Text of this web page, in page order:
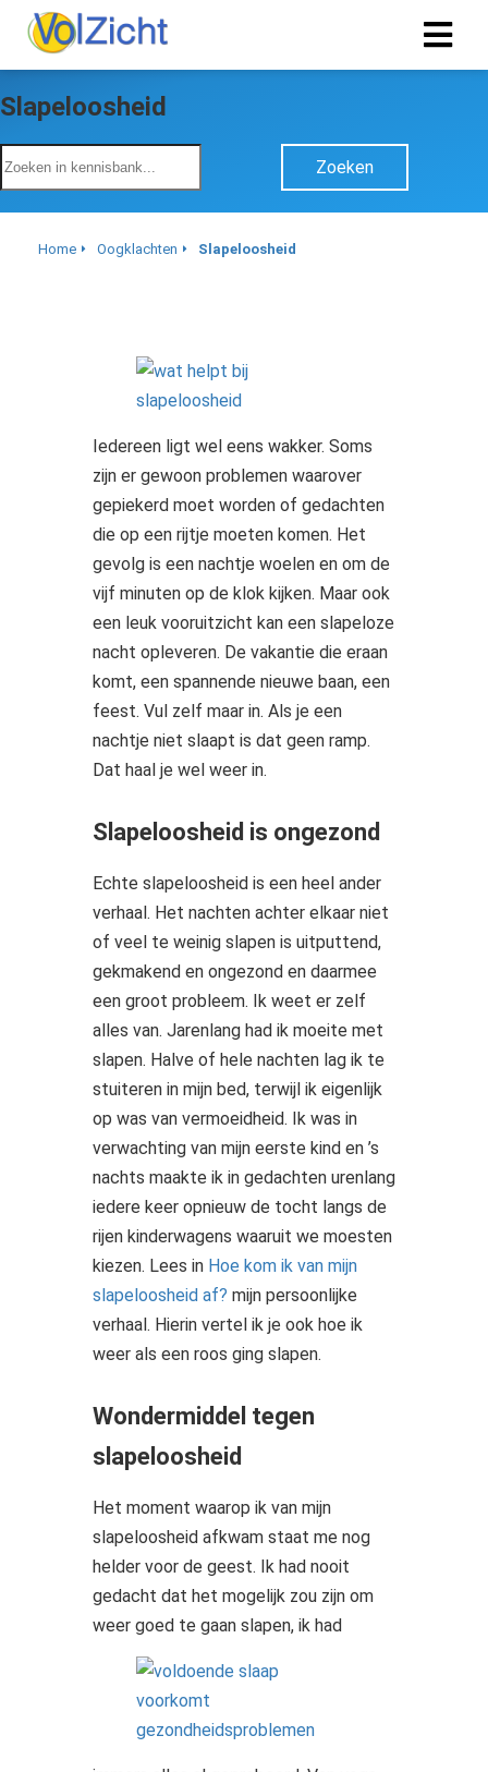
Slapeloosheid
Zoeken
Home Oogklachten Slapeloosheid
Iedereen ligt wel eens wakker. Soms
zijn er gewoon problemen waarover
gepiekerd moet worden of gedachten
die op een rijtje moeten komen. Het
gevolg is een nachtje woelen en om de
vijf minuten op de klok kijken. Maar ook
een leuk vooruitzicht kan een slapeloze
nacht opleveren. De vakantie die eraan
komt, een spannende nieuwe baan, een
feest. Vul zelf maar in. Als je een
nachtje niet slaapt is dat geen ramp.
Dat haal je wel weer in.
Slapeloosheid is ongezond
Echte slapeloosheid is een heel ander
verhaal. Het nachten achter elkaar niet
of veel te weinig slapen is uitputtend,
gekmakend en ongezond en daarmee
een groot probleem. Ik weet er zelf
alles van. Jarenlang had ik moeite met
slapen. Halve of hele nachten lag ik te
stuiteren in mijn bed, terwijl ik eigenlijk
op was van vermoeidheid. Ik was in
verwachting van mijn eerste kind en ’s
nachts maakte ik in gedachten urenlang
iedere keer opnieuw de tocht langs de
rijen kinderwagens waaruit we moesten
kiezen. Lees in Hoe kom ik van mijn
slapeloosheid af? mijn persoonlijke
verhaal. Hierin vertel ik je ook hoe ik
weer als een roos ging slapen.
Wondermiddel tegen
slapeloosheid
Het moment waarop ik van mijn
slapeloosheid afkwam staat me nog
helder voor de geest. Ik had nooit
gedacht dat het mogelijk zou zijn om
weer goed te gaan slapen, ik had